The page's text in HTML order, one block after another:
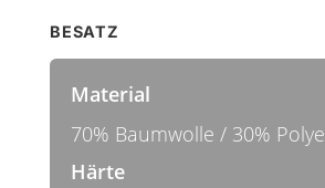
BESATZ
Material
70% Baumwolle / 30% Polye
Härte